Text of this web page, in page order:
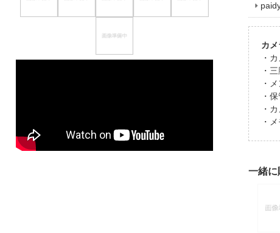
カ
・
・三
・
・
・
・
一緒に